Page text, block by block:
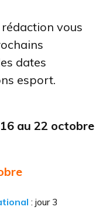
vous
dates
esport.
au 22 octobre
: jour 3